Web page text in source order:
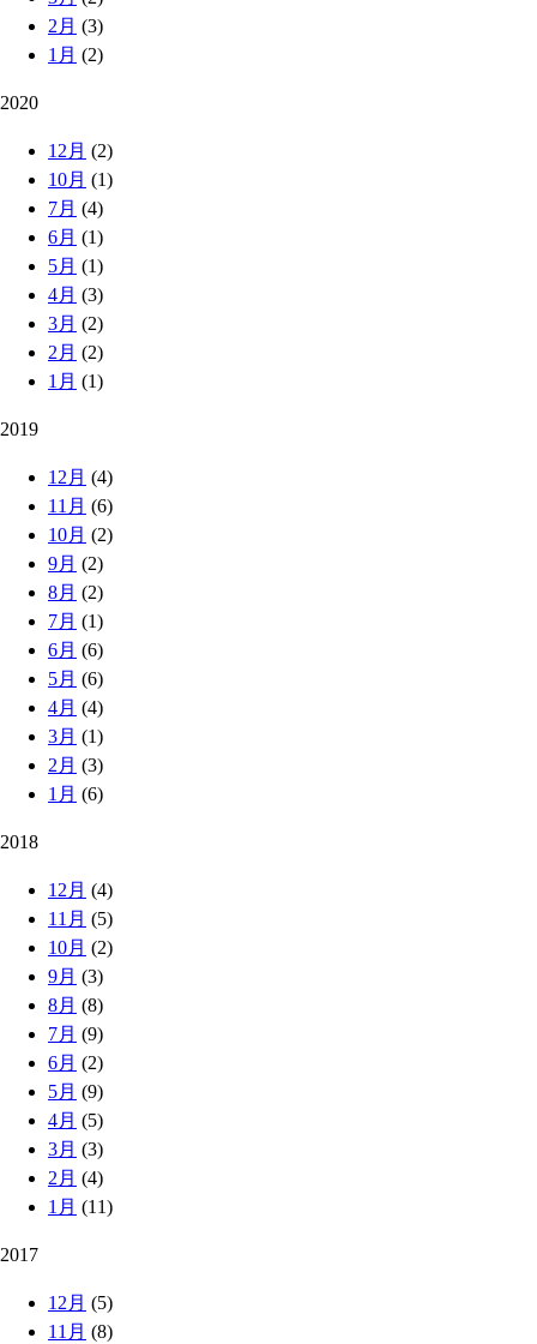
2月 (3)
1月 (2)
2020
12月 (2)
10月 (1)
7月 (4)
6月 (1)
5月 (1)
4月 (3)
3月 (2)
2月 (2)
1月 (1)
2019
12月 (4)
11月 (6)
10月 (2)
9月 (2)
8月 (2)
7月 (1)
6月 (6)
5月 (6)
4月 (4)
3月 (1)
2月 (3)
1月 (6)
2018
12月 (4)
11月 (5)
10月 (2)
9月 (3)
8月 (8)
7月 (9)
6月 (2)
5月 (9)
4月 (5)
3月 (3)
2月 (4)
1月 (11)
2017
12月 (5)
11月 (8)